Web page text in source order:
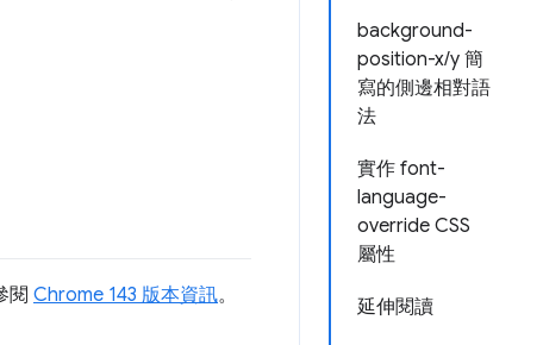
background-
position-x/y 簡
寫的側邊相對語
法
實作 font-
language-
override CSS
屬性
延伸閱讀
閱 Chrome 143 版本資訊。